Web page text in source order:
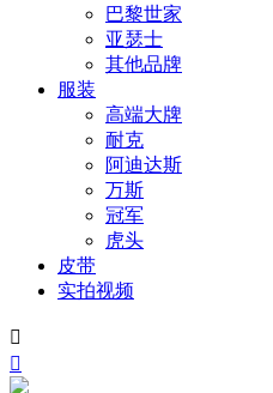
巴黎世家
亚瑟士
其他品牌
服装
高端大牌
耐克
阿迪达斯
万斯
冠军
虎头
皮带
实拍视频

